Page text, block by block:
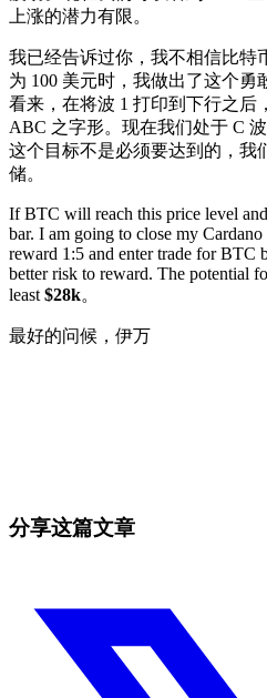
上涨的潜力有限。
我已经告诉过你，我不相信比特
为 100 美元时，我做出了这个勇
看来，在将波 1 打印到下行之后
ABC 之字形。现在我们处于 C
这个目标不是必须要达到的，我
储。
If BTC will reach this price level
bar. I am going to close my
reward 1:5 and enter trade for BTC
better risk to reward. The potential
least$28k。
最好的问候，伊万
分享这篇文章